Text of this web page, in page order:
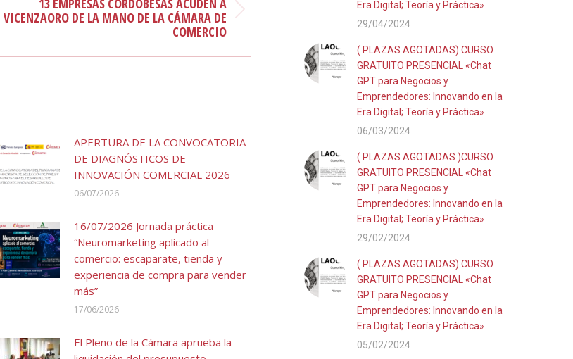
Publicación
13 EMPRESAS CORDOBESAS ACUDEN A
VICENZAORO DE LA MANO DE LA CÁMARA DE
COMERCIO
APERTURA DE LA CONVOCATORIA
DE DIAGNÓSTICOS DE
INNOVACIÓN COMERCIAL 2026
06/07/2026
16/07/2026 Jornada práctica
“Neuromarketing aplicado al
comercio: escaparate, tienda y
experiencia de compra para vender
más”
17/06/2026
El Pleno de la Cámara aprueba la
Era Digital; Teoría y Práctica»
29/04/2024
( PLAZAS AGOTADAS) CURSO
GRATUITO PRESENCIAL «Chat
GPT para Negocios y
Emprendedores: Innovando en la
Era Digital; Teoría y Práctica»
06/03/2024
( PLAZAS AGOTADAS )CURSO
GRATUITO PRESENCIAL «Chat
GPT para Negocios y
Emprendedores: Innovando en la
Era Digital; Teoría y Práctica»
29/02/2024
( PLAZAS AGOTADAS) CURSO
GRATUITO PRESENCIAL «Chat
GPT para Negocios y
Emprendedores: Innovando en la
Era Digital; Teoría y Práctica»
05/02/2024